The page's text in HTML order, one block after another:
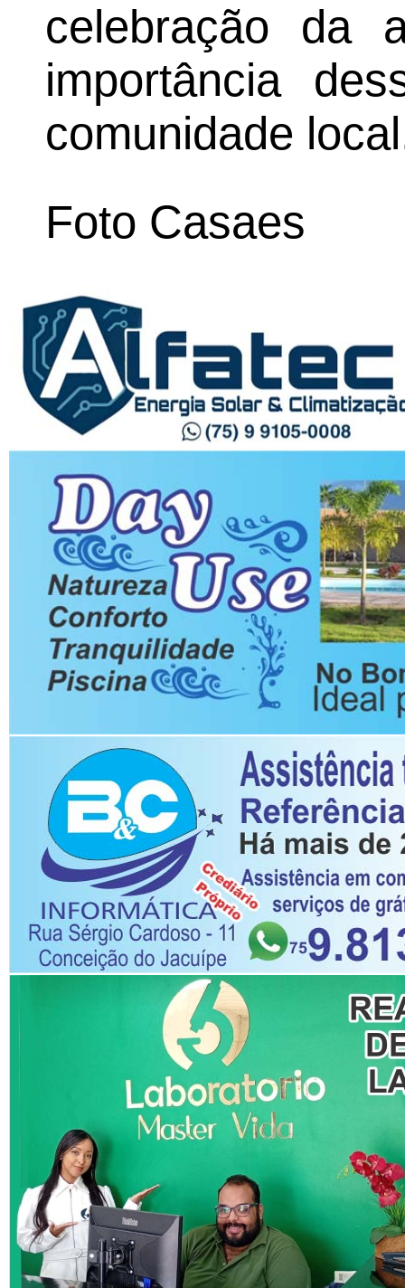
celebração da
importância
comunidade
Foto Casaes